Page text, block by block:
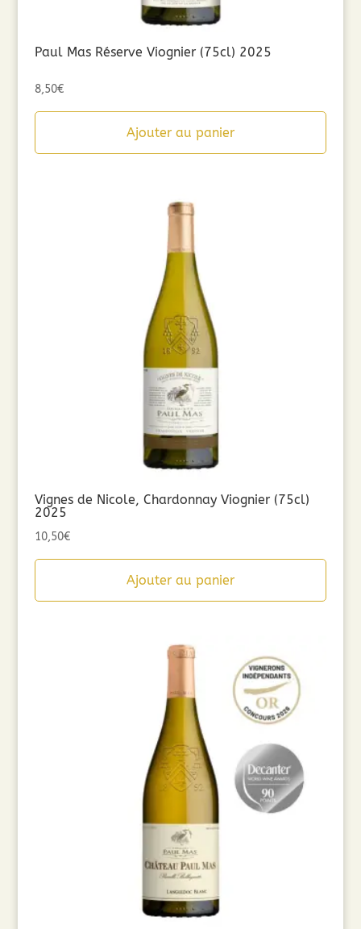
Paul Mas Réserve Viognier (75cl) 2025
8,50€
Ajouter au panier
Vignes de Nicole, Chardonnay Viognier (75cl)
2025
10,50€
Ajouter au panier